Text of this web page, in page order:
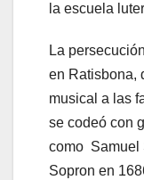
la escuela
La
en Ratisbona,
musical a las
se codeó con
como Samuel
Sopron en